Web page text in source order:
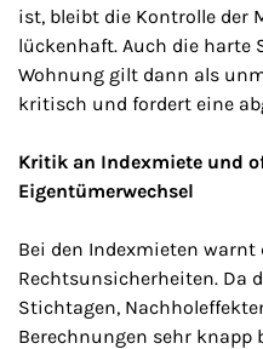
ist, bleibt die Kontrolle der
lückenhaft. Auch die harte
Wohnung gilt dann als
kritisch und fordert eine
Kritik an Indexmiete und
Eigentümerwechsel
Bei den Indexmieten warnt
Rechtsunsicherheiten. Da
Stichtagen,
Berechnungen sehr knapp